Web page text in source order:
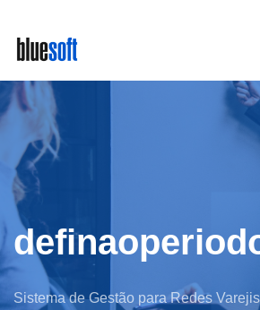
main
content
Sistema de Gestão para Redes